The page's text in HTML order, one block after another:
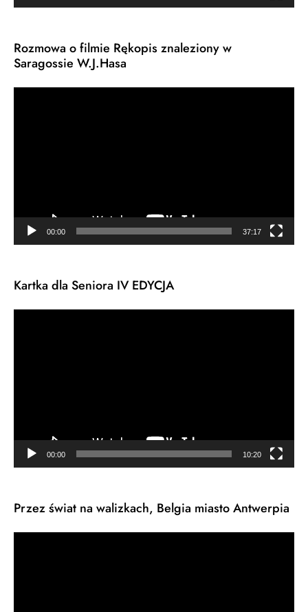
Rozmowa o filmie Rękopis znaleziony w
Saragossie W.J.Hasa
00:00 37:17
Kartka dla Seniora IV EDYCJA
00:00 10:20
Przez świat na walizkach, Belgia miasto Antwerpia